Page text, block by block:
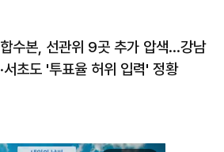
합수본, 선관위 9곳 추가 압색…강남
·서초도 '투표율 허위 입력' 정황